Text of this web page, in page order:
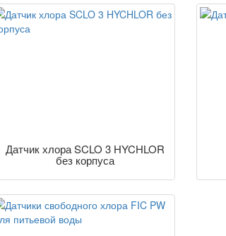
Датчик хлора SCLO 3 HYCHLOR
без корпуса